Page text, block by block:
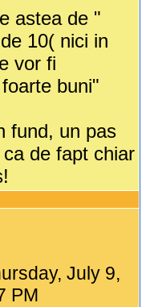
astea de "
10( nici in
vor fi
buni"
fund, un pas
de fapt chiar
July 9,
PM